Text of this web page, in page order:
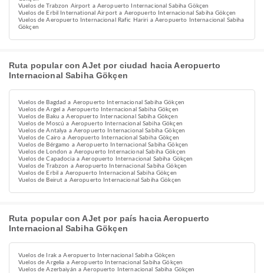
Vuelos de Trabzon Airport a Aeropuerto Internacional Sabiha Gökçen
Vuelos de Erbil International Airport a Aeropuerto Internacional Sabiha Gökçen
Vuelos de Aeropuerto Internacional Rafic Hariri a Aeropuerto Internacional Sabiha
Gökçen
Ruta popular con AJet por ciudad hacia Aeropuerto
Internacional Sabiha Gökçen
Vuelos de Bagdad a Aeropuerto Internacional Sabiha Gökçen
Vuelos de Argel a Aeropuerto Internacional Sabiha Gökçen
Vuelos de Baku a Aeropuerto Internacional Sabiha Gökçen
Vuelos de Moscú a Aeropuerto Internacional Sabiha Gökçen
Vuelos de Antalya a Aeropuerto Internacional Sabiha Gökçen
Vuelos de Cairo a Aeropuerto Internacional Sabiha Gökçen
Vuelos de Bérgamo a Aeropuerto Internacional Sabiha Gökçen
Vuelos de London a Aeropuerto Internacional Sabiha Gökçen
Vuelos de Capadocia a Aeropuerto Internacional Sabiha Gökçen
Vuelos de Trabzon a Aeropuerto Internacional Sabiha Gökçen
Vuelos de Erbil a Aeropuerto Internacional Sabiha Gökçen
Vuelos de Beirut a Aeropuerto Internacional Sabiha Gökçen
Ruta popular con AJet por país hacia Aeropuerto
Internacional Sabiha Gökçen
Vuelos de Irak a Aeropuerto Internacional Sabiha Gökçen
Vuelos de Argelia a Aeropuerto Internacional Sabiha Gökçen
Vuelos de Azerbaiyán a Aeropuerto Internacional Sabiha Gökçen